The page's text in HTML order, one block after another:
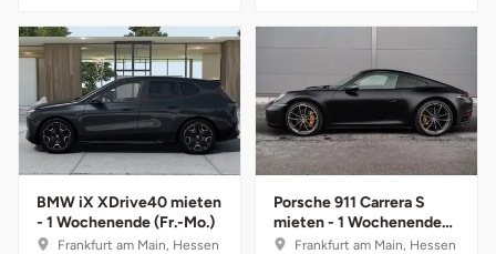
BMW iX XDrive40 mieten
- 1 Wochenende (Fr.-Mo.)
Frankfurt am Main, Hessen
Porsche 911 Carrera S
mieten - 1 Wochenende
(Fr.-Mo.)
Frankfurt am Main, Hessen
Fürth
Geiselwind
Gelnhausen
Gera